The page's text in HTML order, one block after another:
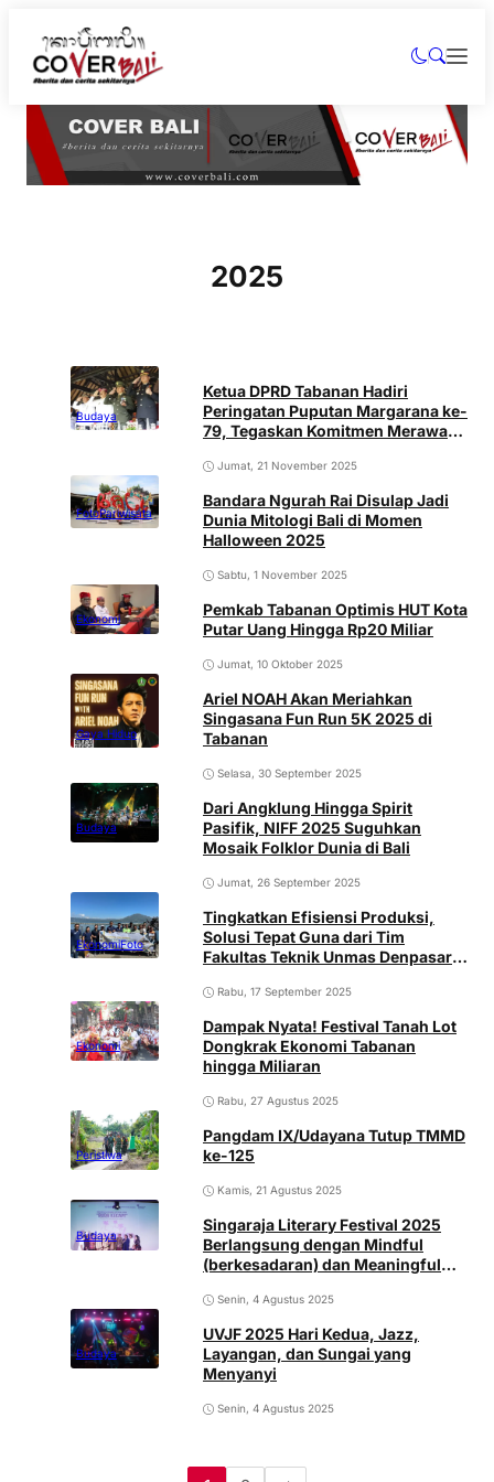
2025
Budaya
Ketua DPRD Tabanan Hadiri
Peringatan Puputan Margarana ke-
79, Tegaskan Komitmen Merawat
Jumat, 21 November 2025
FotoPariwisata
Bandara Ngurah Rai Disulap Jadi
Dunia Mitologi Bali di Momen
Halloween 2025
Sabtu, 1 November 2025
Ekonomi
Pemkab Tabanan Optimis HUT Kota
Putar Uang Hingga Rp20 Miliar
Jumat, 10 Oktober 2025
Gaya Hidup
Ariel NOAH Akan Meriahkan
Singasana Fun Run 5K 2025 di
Tabanan
Selasa, 30 September 2025
Budaya
Dari Angklung Hingga Spirit
Pasifik, NIFF 2025 Suguhkan
Mosaik Folklor Dunia di Bali
Jumat, 26 September 2025
EkonomiFoto
Tingkatkan Efisiensi Produksi,
Solusi Tepat Guna dari Tim
Fakultas Teknik Unmas Denpasar
Otomatis untuk Kelompok
Budidaya Ikan Windu Karya Mesari
di Danau Batur
Rabu, 17 September 2025
Ekonomi
Dampak Nyata! Festival Tanah Lot
Dongkrak Ekonomi Tabanan
hingga Miliaran
Rabu, 27 Agustus 2025
Peristiwa
Pangdam IX/Udayana Tutup TMMD
ke-125
Kamis, 21 Agustus 2025
Budaya
Singaraja Literary Festival 2025
Berlangsung dengan Mindful
(berkesadaran) dan Meaningful
Senin, 4 Agustus 2025
Budaya
UVJF 2025 Hari Kedua, Jazz,
Layangan, dan Sungai yang
Menyanyi
Senin, 4 Agustus 2025